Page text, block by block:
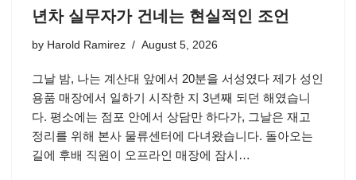
년차 실무자가 건네는 현실적인 조언
by Harold Ramirez August 5, 2026
그날 밤, 나는 계산대 앞에서 20분을 서성였다 제가 성인
용품 매장에서 일하기 시작한 지 3년째 되던 해였습니
다. 평소에는 점포 안에서 상담만 하다가, 그날은 재고
정리를 위해 본사 물류센터에 다녀왔습니다. 돌아오는
길에 후배 직원이 오프라인 매장에 잠시…